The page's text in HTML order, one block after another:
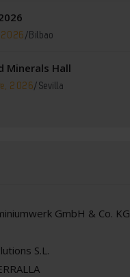
2026 / Bilbao
Minerals Hall
2026/ Sevilla
GmbH & Co. KG
S.L.